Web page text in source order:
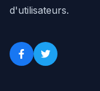
d'utilisateurs.